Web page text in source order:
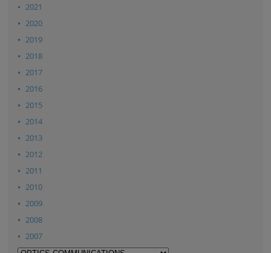
2021
2020
2019
2018
2017
2016
2015
2014
2013
2012
2011
2010
2009
2008
2007